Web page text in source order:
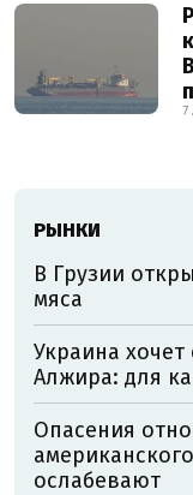
7
РЫНКИ
В Грузии
мяса
Украина
Алжира: для
Опасения
ослабевают